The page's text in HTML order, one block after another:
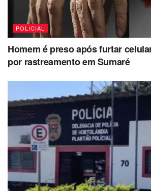
POLICIAL
Homem é preso após furtar
por rastreamento em Sumaré